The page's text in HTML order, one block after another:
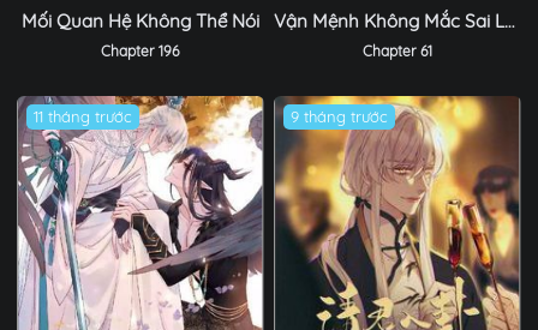
Mối Quan Hệ Không Thể Nói
Chapter 196
Vận Mệnh Không Mắc Sai Lầm
Chapter 61
11 tháng trước 9 tháng trước